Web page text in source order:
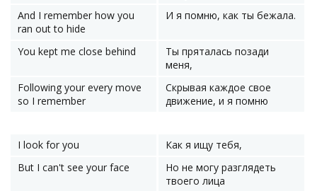
And I remember how you
ran out to hide
И я помню, как ты бежала.
You kept me close behind
Ты пряталась позади
меня,
Following your every move
so I remember
Скрывая каждое свое
движение, и я помню
I look for you
Как я ищу тебя,
But I can't see your face
Но не могу разглядеть
твоего лица